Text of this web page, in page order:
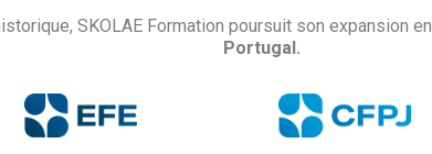
SKOLAE Formation poursuit son expansion en
Portugal.